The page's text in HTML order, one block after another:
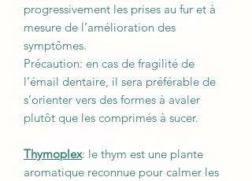
progressivement les prises au fur et à
mesure de l’amélioration des
symptômes.
Précaution: en cas de fragilité de
l’émail dentaire, il sera préférable de
s’orienter vers des formes à avaler
plutôt que les comprimés à sucer.
Thymoplex: le thym est une plante
aromatique reconnue pour calmer les